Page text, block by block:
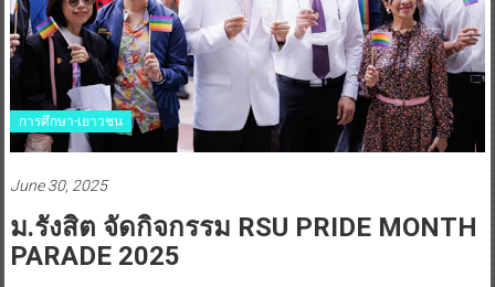
การศึกษา-เยาวชน
June 30, 2025
ม.รังสิต จัดกิจกรรม RSU PRIDE MONTH
PARADE 2025